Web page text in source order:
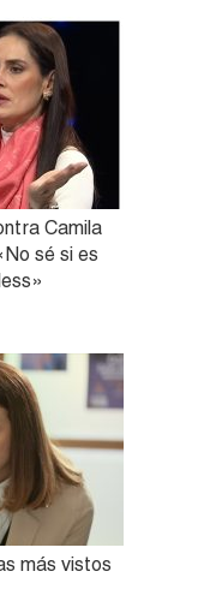
Camila
sé si es
más vistos